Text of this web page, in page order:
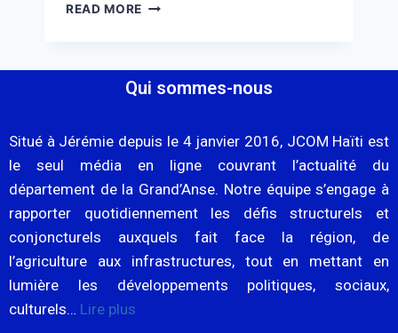
READ MORE
Qui sommes-nous
Situé à Jérémie depuis le 4 janvier 2016, JCOM Haïti est
le seul média en ligne couvrant l’actualité du
département de la Grand’Anse. Notre équipe s’engage à
rapporter quotidiennement les défis structurels et
conjoncturels auxquels fait face la région, de
l’agriculture aux infrastructures, tout en mettant en
lumière les développements politiques, sociaux,
culturels… Lire plus